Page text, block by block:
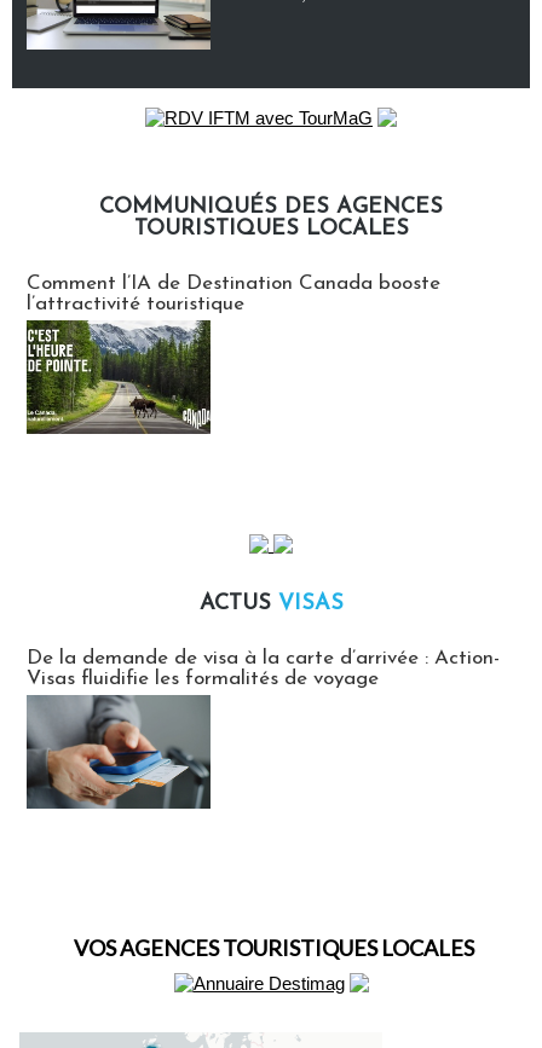
COMMUNIQUÉS DES AGENCES
TOURISTIQUES LOCALES
Comment l’IA de Destination Canada booste
l’attractivité touristique
ACTUS VISAS
De la demande de visa à la carte d’arrivée : Action-
Visas fluidifie les formalités de voyage
VOS AGENCES TOURISTIQUES LOCALES